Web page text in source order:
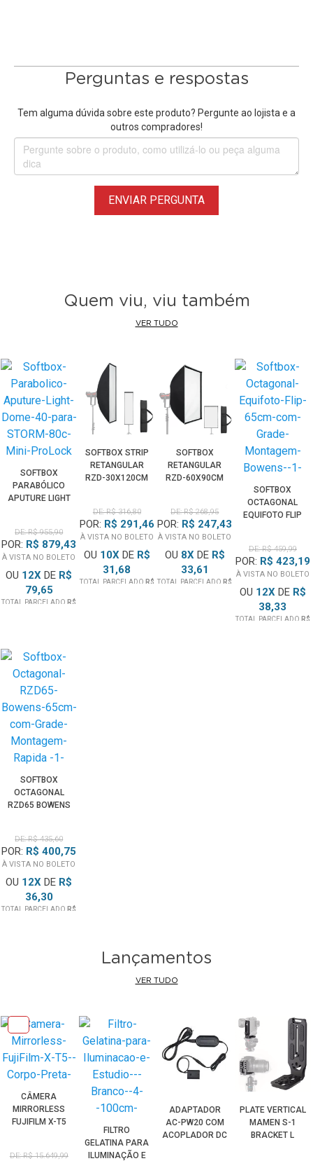
Perguntas e respostas
Tem alguma dúvida sobre este produto? Pergunte ao lojista e a
outros compradores!
ENVIAR PERGUNTA
Quem viu, viu também
VER TUDO
SOFTBOX
PARABÓLICO
APUTURE LIGHT
PROLOCK
DE: R$ 955,90
POR: R$ 879,43
À VISTA NO BOLETO
OU 12X DE R$
79,65
TOTAL PARCELADO R$
SOFTBOX STRIP
RETANGULAR
RZD-30X120CM
RÁPIDA
DE: R$ 316,80
POR: R$ 291,46
À VISTA NO BOLETO
OU 10XDE R$
31,68
TOTAL PARCELADO R$
SOFTBOX
RETANGULAR
RZD-60X90CM
RÁPIDA
DE: R$ 268,95
POR: R$ 247,43
À VISTA NO BOLETO
OU 8XDE R$
33,61
TOTAL PARCELADOR$
SOFTBOX
OCTAGONAL
EQUIFOTO FLIP
MONTAGEM
BOWENS
DE: R$ 459,99
POR: R$ 423,19
À VISTA NO BOLETO
OU 12XDE R$
38,33
TOTAL PARCELADO R$
SOFTBOX
OCTAGONAL
RZD65 BOWENS
MONTAGEM
RÁPIDA
DE: R$ 435,60
POR: R$ 400,75
À VISTA NO BOLETO
OU 12X DE R$
36,30
TOTAL PARCELADO R$
Lançamentos
VER TUDO
CÂMERA
MIRRORLESS
FUJIFILM X-T5
DE: R$ 15.649,99
FILTRO
GELATINA PARA
ILUMINAÇÃO E
ADAPTADOR
AC-PW20 COM
ACOPLADOR DC
PLATE VERTICAL
MAMEN S-1
BRACKET L